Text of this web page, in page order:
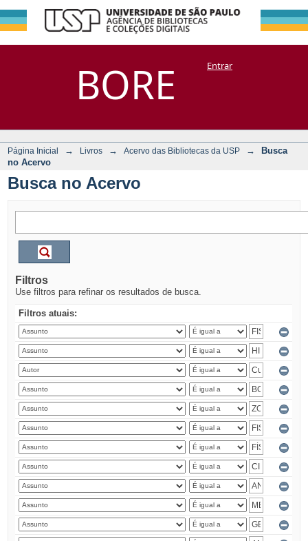
BORE
Busca no Acervo
DSpace/Manakin + CoriscoEntrar
Página Inicial → Livros → Acervo das Bibliotecas da USP →
Busca
no Acervo
Busca no Acervo
Filtros
Use filtros para refinar os resultados de busca.
Filtros atuais: